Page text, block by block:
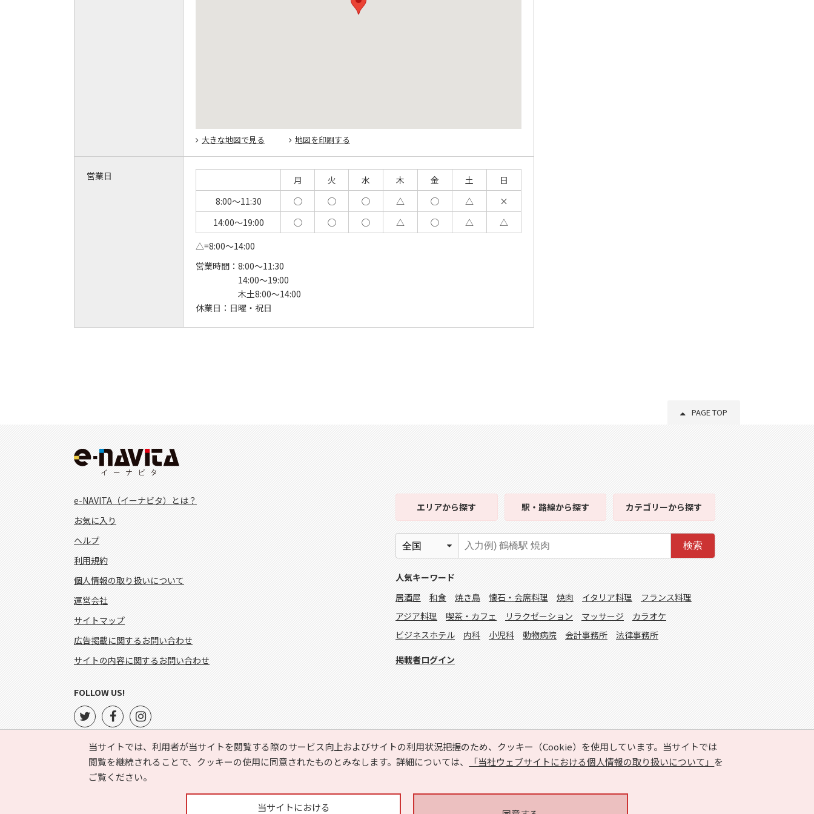
大きな地図で見る 地図を印刷する
営業日 月 火 水 木 金 土
日
8:00～11:30
◯ ◯ ◯ △ ◯ △
×
14:00～19:00
◯ ◯ ◯ △ ◯ △
△
△=8:00～14:00
営業時間： 8:00～11:30
14:00～19:00
木土8:00～14:00
休業日： 日曜・祝日
PAGE TOP
当サイトでは、利用者が当サイトを閲覧する際のサービス向上およびサイトの利用状況把握のため、クッキー（Cookie）を使用しています。当サイトでは
閲覧を継続されることで、クッキーの使用に同意されたものとみなします。詳細については、
「当社ウェブサイトにおける個人情報の取り扱いについて」 を
ご覧ください。
当サイトにおける
e-NAVITA（イーナビタ）とは？
お気に入り
ヘルプ
利用規約
個人情報の取り扱いについて
運営会社
サイトマップ
広告掲載に関するお問い合わせ
サイトの内容に関するお問い合わせ
エリアから探す 駅・路線から探す カテゴリーから探す
検索
人気キーワード
居酒屋
和食 焼き鳥 懐石・会席料理 焼肉 イタリア料理
フランス料理
アジア料理
喫茶・カフェ リラクゼーション マッサージ
カラオケ
ビジネスホテル
内科 小児科 動物病院 会計事務所 法律事務所
掲載者ログイン
FOLLOW US!
Copyright © HYOJITO.Co.,Ltd. All Rights Reserved.